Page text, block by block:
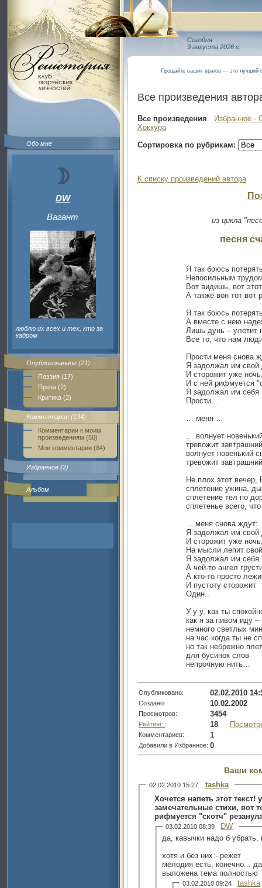
Обо мне
DW
Вагант
люблю их всех и тех, кто за
кадром
Опубликованное (21)
Поэзия (17)
Проза (2)
Критика (2)
Комментарии (134)
Комментарии к моим
произведениям (50)
Мои комментарии (84)
Избранное (2)
Альбом
Сегодня
9 августа 2026 г.
Прощайте ваших врагов — это лучший
Все произведения
Все произведения
Избранное -
Хоккура
Сортировка по рубрикам:
К списку произведений автора
из цикла
песня
Я так боюсь
Непосильным
Вот видишь, вот
А также вон тот вот
Я так боюсь
А вместе с нею
Лишь дунь – улетит
Все то, что нам
Прости меня снова
Я задолжал им свой
И сторожит уже
И с ней рифмуется
Я задолжал им себя
Прости…
… меня …
… волнует
тревожит
волнует новенький
тревожит
Не плох этот вечер,
сплетение ужина,
сплетение тел по
сплетенье всего,
... меня снова ждут:
Я задолжал им свой
И сторожит уже
На мысли лепит
Я задолжал им себя.
А чей-то ангел
А кто-то просто
И пустоту сторожит
Один..
У-у-у, как ты
как я за пивом иду –
немного светлых
на час когда ты не
но так небрежно
для бусинок слов
непрочную нить…
Опубликовано: 02.02.2010
Создано: 10.02.2002
Просмотров: 3454
Рейтинг.. : 18
Комментариев: 1
Добавили в Избранное: 0
Ваши
02.02.2010 15:27
tashka
Хочется напеть этот текст!
замечательные стихи, вот
рифмуется "скотч"
03.02.2010 08:39
DW
да, кавычки надо б
хотя и без них - режет
мелодия есть, конечно...
выложена тема полностью
03.02.2010 09:24
tashka